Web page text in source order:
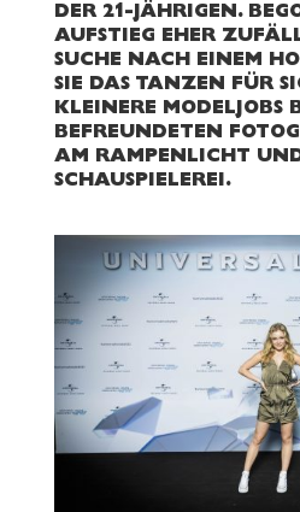
DER 21-JÄHRIGEN.
AUFSTIEG EHER
SUCHE NACH EINEM
SIE DAS TANZEN FÜR
KLEINERE MODELJOBS
BEFREUNDETEN
M RAMPENLICHT UND
CHAUSPIELEREI.